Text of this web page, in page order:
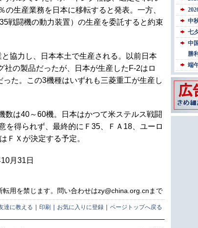
生産業務を日本に移転すると発表。一方、
戦闘機の動力装置）の生産を委託すると約束
協力し、日本本土で生産される。以前日本
の製品だったが、日本が生産したF-2はロ
た。この3機種はいずれも三菱重工が生産し
数は40～60機。日本はかつて米ステルス戦闘
を得られず、最終的にＦ35、ＦＡ18、ユーロ
ＦＸが決定する予定。
月31日
転用を禁じます。問い合わせはzy@china.org.cnまで
達に教える 印刷 お気に入りに登録 ページトップへ戻る